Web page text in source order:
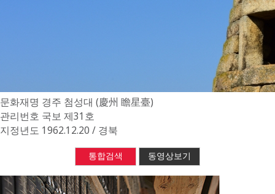
문화재명 경주 첨성대 (慶州 瞻星臺)
관리번호 국보 제31호
지정년도 1962.12.20 / 경북
통합검색 동영상보기